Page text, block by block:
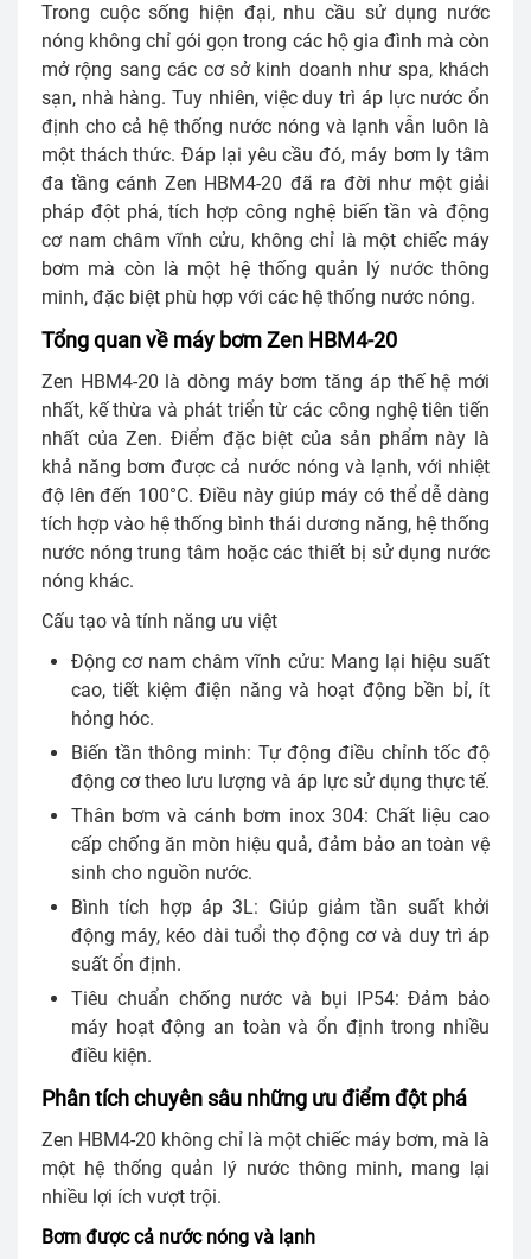
Trong cuộc sống hiện đại, nhu cầu sử dụng nước
nóng không chỉ gói gọn trong các hộ gia đình mà còn
mở rộng sang các cơ sở kinh doanh như spa, khách
sạn, nhà hàng. Tuy nhiên, việc duy trì áp lực nước ổn
định cho cả hệ thống nước nóng và lạnh vẫn luôn là
một thách thức. Đáp lại yêu cầu đó, máy bơm ly tâm
đa tầng cánh Zen HBM4-20 đã ra đời như một giải
pháp đột phá, tích hợp công nghệ biến tần và động
cơ nam châm vĩnh cửu, không chỉ là một chiếc máy
bơm mà còn là một hệ thống quản lý nước thông
minh, đặc biệt phù hợp với các hệ thống nước nóng.
Tổng quan về máy bơm Zen HBM4-20
Zen HBM4-20 là dòng máy bơm tăng áp thế hệ mới
nhất, kế thừa và phát triển từ các công nghệ tiên tiến
nhất của Zen. Điểm đặc biệt của sản phẩm này là
khả năng bơm được cả nước nóng và lạnh, với nhiệt
độ lên đến 100°C. Điều này giúp máy có thể dễ dàng
tích hợp vào hệ thống bình thái dương năng, hệ thống
nước nóng trung tâm hoặc các thiết bị sử dụng nước
nóng khác.
Cấu tạo và tính năng ưu việt
Động cơ nam châm vĩnh cửu: Mang lại hiệu suất
cao, tiết kiệm điện năng và hoạt động bền bỉ, ít
hỏng hóc.
Biến tần thông minh: Tự động điều chỉnh tốc độ
động cơ theo lưu lượng và áp lực sử dụng thực tế.
Thân bơm và cánh bơm inox 304: Chất liệu cao
cấp chống ăn mòn hiệu quả, đảm bảo an toàn vệ
sinh cho nguồn nước.
Bình tích hợp áp 3L: Giúp giảm tần suất khởi
động máy, kéo dài tuổi thọ động cơ và duy trì áp
suất ổn định.
Tiêu chuẩn chống nước và bụi IP54: Đảm bảo
máy hoạt động an toàn và ổn định trong nhiều
điều kiện.
Phân tích chuyên sâu những ưu điểm đột phá
Zen HBM4-20 không chỉ là một chiếc máy bơm, mà là
một hệ thống quản lý nước thông minh, mang lại
nhiều lợi ích vượt trội.
Bơm được cả nước nóng và lạnh